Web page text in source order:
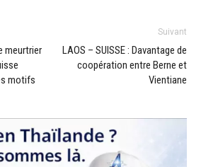
meurtrier
motifs
Suivant
LAOS – SUISSE : Davantage de
coopération entre Berne et
Vientiane